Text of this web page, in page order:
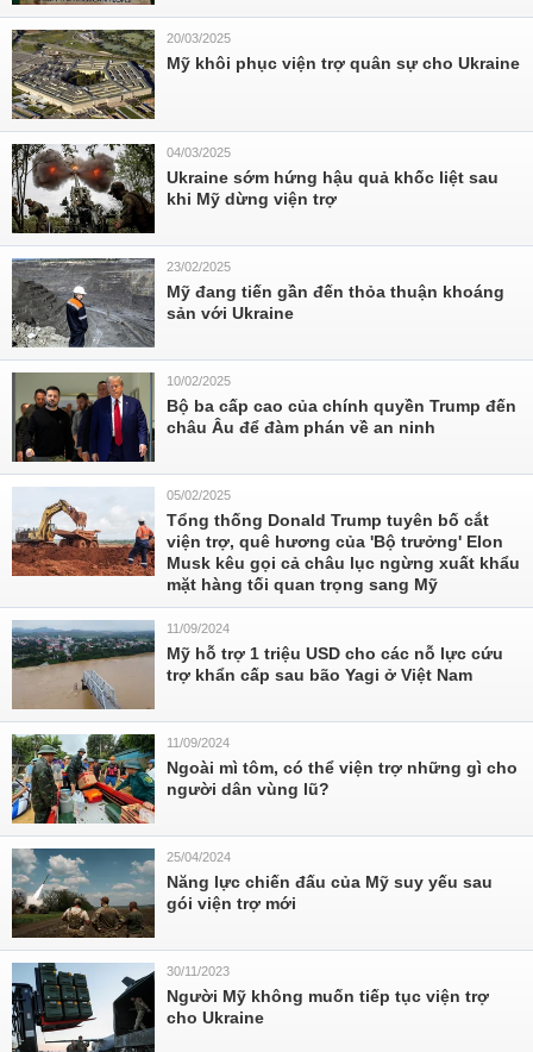
20/03/2025
Mỹ khôi phục viện trợ quân sự cho Ukraine
04/03/2025
Ukraine sớm hứng hậu quả khốc liệt sau
khi Mỹ dừng viện trợ
23/02/2025
Mỹ đang tiến gần đến thỏa thuận khoáng
sản với Ukraine
10/02/2025
Bộ ba cấp cao của chính quyền Trump đến
châu Âu để đàm phán về an ninh
05/02/2025
Tổng thống Donald Trump tuyên bố cắt
viện trợ, quê hương của 'Bộ trưởng' Elon
Musk kêu gọi cả châu lục ngừng xuất khẩu
mặt hàng tối quan trọng sang Mỹ
11/09/2024
Mỹ hỗ trợ 1 triệu USD cho các nỗ lực cứu
trợ khẩn cấp sau bão Yagi ở Việt Nam
11/09/2024
Ngoài mì tôm, có thể viện trợ những gì cho
người dân vùng lũ?
25/04/2024
Năng lực chiến đấu của Mỹ suy yếu sau
gói viện trợ mới
30/11/2023
Người Mỹ không muốn tiếp tục viện trợ
cho Ukraine